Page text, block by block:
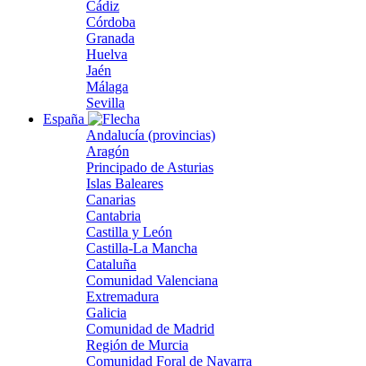
Cádiz
Córdoba
Granada
Huelva
Jaén
Málaga
Sevilla
España
Andalucía (provincias)
Aragón
Principado de Asturias
Islas Baleares
Canarias
Cantabria
Castilla y León
Castilla-La Mancha
Cataluña
Comunidad Valenciana
Extremadura
Galicia
Comunidad de Madrid
Región de Murcia
Comunidad Foral de Navarra